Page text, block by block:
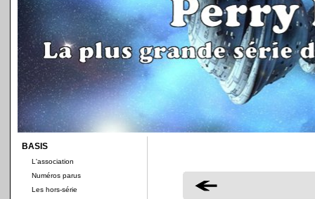
BASIS
L'association
Numéros parus
Les hors-série